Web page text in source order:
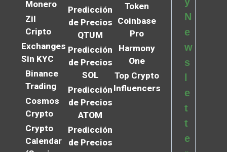
Monero
Zil
Cripto
Exchanges
Sin KYC
Binance
Trading
Cosmos
Crypto
Crypto
Calendar
Predicción
de Precios
QTUM
Predicción
de Precios
SOL
Predicción
de Precios
ATOM
Predicción
de Precios
Token
Coinbase
Pro
Harmony
One
Top Crypto
Influencers
N
e
w
s
e
t
t
e